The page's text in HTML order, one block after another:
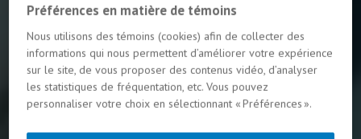
Préférences en matière de témoins
Nous utilisons des témoins (cookies) afin de collecter des
informations qui nous permettent d’améliorer votre expérience
sur le site, de vous proposer des contenus vidéo, d’analyser
les statistiques de fréquentation, etc. Vous pouvez
personnaliser votre choix en sélectionnant « Préférences ».